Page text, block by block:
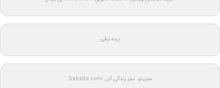
پرده برقی
سبزیتو: سبز زندگی کن: Sabzito.com